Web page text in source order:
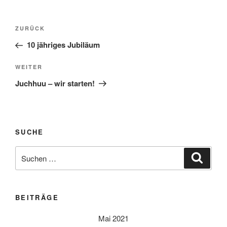
Beitragsnavigation
Vorheriger
Beitrag
ZURÜCK
10 jähriges Jubiläum
Nächster
Beitrag
WEITER
Juchhuu – wir starten!
SUCHE
nach:
BEITRÄGE
Mai 2021